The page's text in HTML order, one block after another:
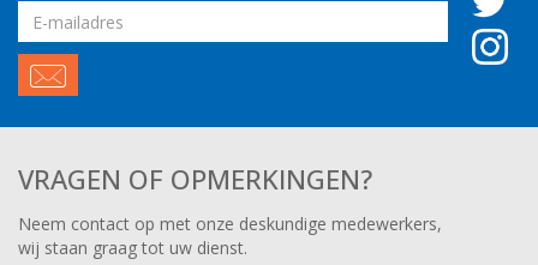
Email
adres
VRAGEN OF OPMERKINGEN?
Neem contact op met onze deskundige medewerkers,
wij staan graag tot uw dienst.